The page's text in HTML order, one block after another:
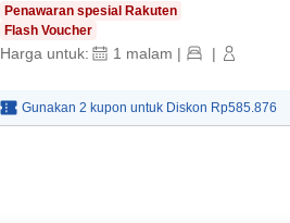
Penawaran spesial Rakuten
Flash Voucher
Harga untuk: 1 malam | |
Gunakan 2 kupon untuk Diskon Rp585.876